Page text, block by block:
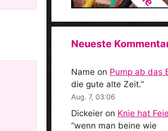
Neueste
Name on Pump ab das
die gute alte Zeit.”
Aug. 7, 03:06
Dickeier on Knie hat
“wenn man beine wie